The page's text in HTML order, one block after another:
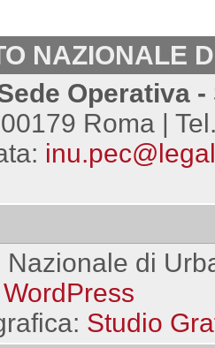
NAZIONALE
Operativa
Roma |
di
WordPress
Studio